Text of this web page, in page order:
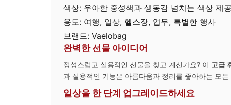
색상: 우아한 중성색과 생동감 넘치는 색상 제공
용도: 여행, 일상, 헬스장, 업무, 특별한 행사
브랜드: Vaelobag
완벽한 선물 아이디어
정성스럽고 실용적인 선물을 찾고 계신가요? 이 고급
과 실용적인 기능은 아름다움과 정리를 좋아하는 모
일상을 한 단계 업그레이드하세요